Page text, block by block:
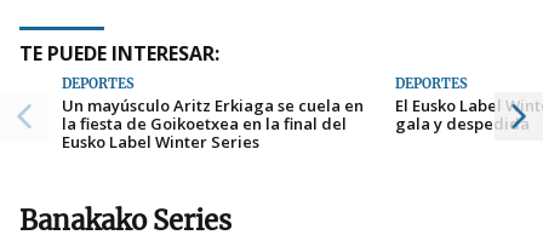
TE PUEDE INTERESAR:
DEPORTES
Un mayúsculo Aritz Erkiaga se cuela en
la fiesta de Goikoetxea en la final del
Eusko Label Winter Series
DEPORTES
El Eusko Label
gala y despedida
Banakako Series